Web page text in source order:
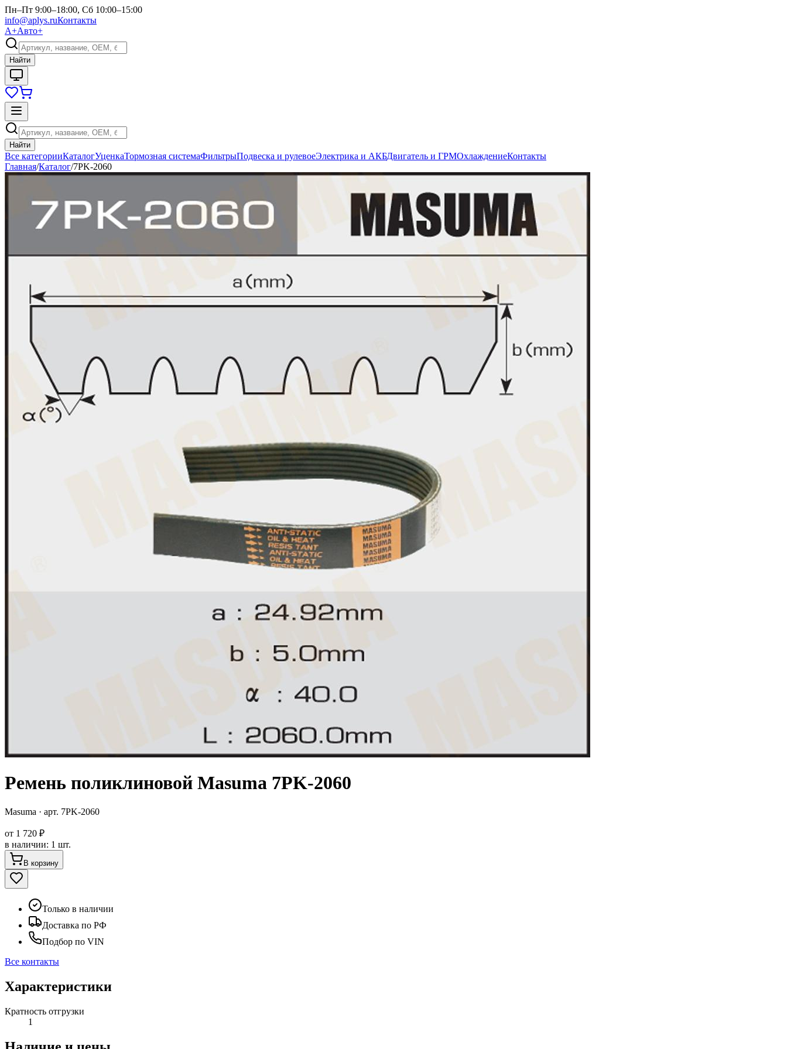
Пн–Пт 9:00–18:00, Сб 10:00–15:00
info@aplys.ruКонтакты
А+Авто+
Найти
Найти
Все категорииКаталогУценкаТормозная системаФильтрыПодвеска и рулевоеЭлектрика и АКБДвигатель и ГРМОхлаждениеКонтакты
Главная/Каталог/7PK-2060
Ремень поликлиновой Masuma 7PK-2060
Masuma · арт. 7PK-2060
от 1 720 ₽
в наличии: 1 шт.
В корзину
Только в наличии
Доставка по РФ
Подбор по VIN
Все контакты
Характеристики
Кратность отгрузки
1